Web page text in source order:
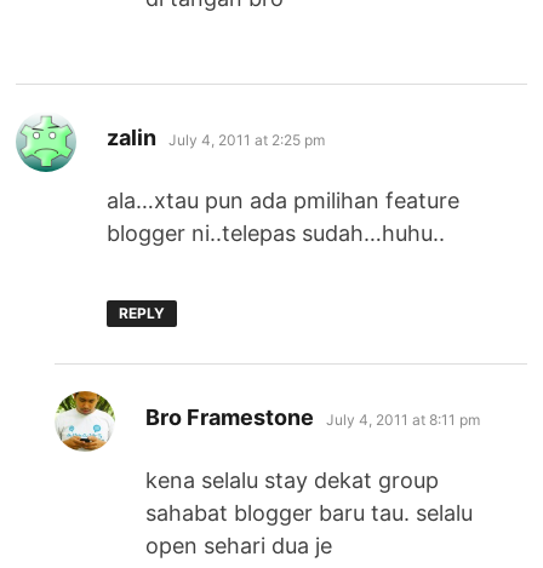
zalin says:
July 4, 2011 at 2:25 pm
ala…xtau pun ada pmilihan feature
blogger ni..telepas sudah…huhu..
REPLY
Bro Framestone says:
July 4, 2011 at 8:11 pm
kena selalu stay dekat group
sahabat blogger baru tau. selalu
open sehari dua je